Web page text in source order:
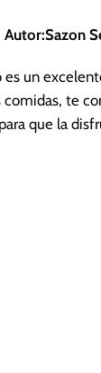
Autor:Sazon
es un
te
que la